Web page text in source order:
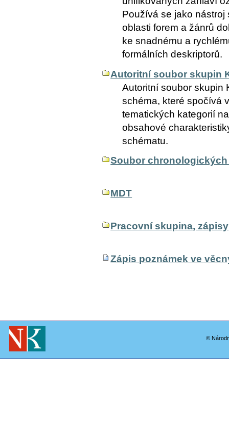
Používá se jako
oblasti forem a žánrů
ke snadnému a
formálních deskriptorů.
Autoritní soubor skupin
Autoritní soubor skupin
schéma, které spočívá
tematických kategorií
obsahové
schématu.
Soubor
MDT
Pracovní skupina, zápisy
Zápis poznámek ve
©